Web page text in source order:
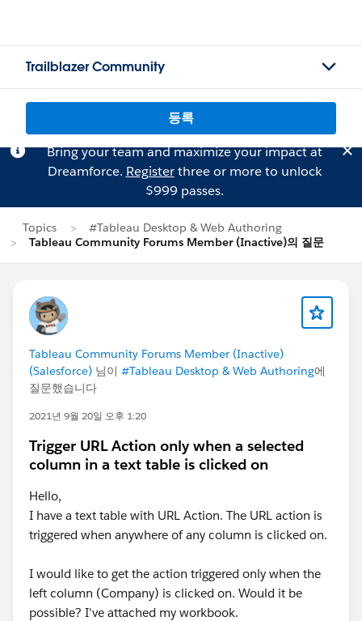
Trailblazer Community
등록
Bring your team and maximize your impact at
Dreamforce. Registerthree or more to unlock
$999 passes.
Topics
#Tableau Desktop & Web Authoring
Tableau Community Forums Member (Inactive)의 질문
Tableau Community Forums Member (Inactive)
(Salesforce) 님이 #Tableau Desktop & Web Authoring에
질문했습니다
2021년 9월 20일 오후 1:20
Trigger URL Action only when a selected
column in a text table is clicked on
Hello,
I have a text table with URL Action. The URL action is
triggered when anywhere of any column is clicked on.
I would like to get the action triggered only when the
left column (Company) is clicked on. Would it be
possible? I've attached my workbook.